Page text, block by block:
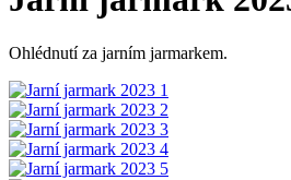
Ohlédnutí za jarním jarmarkem.